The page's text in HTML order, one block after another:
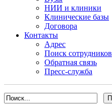
НИИ и клиники
Клинические базы
Договора
Контакты
Адрес
Поиск сотрудников
Обратная связь
Пресс-служба